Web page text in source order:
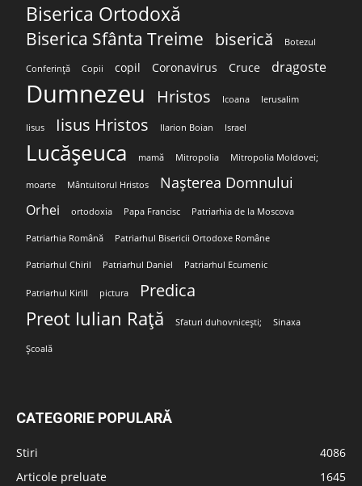
Biserica Ortodoxă
Biserica Sfânta Treime biserică Botezul
Conferință Copii copil Coronavirus Cruce dragoste
Dumnezeu Hristos Icoana Ierusalim
Iisus Iisus Hristos Ilarion Boian Israel
Lucășeuca mamă Mitropolia Mitropolia Moldovei;
moarte Mântuitorul Hristos Nașterea Domnului
Orhei ortodoxia Papa Francisc Patriarhia de la Moscova
Patriarhia Română Patriarhul Bisericii Ortodoxe Române
Patriarhul Chiril Patriarhul Daniel Patriarhul Ecumenic
Patriarhul Kirill pictura Predica
Preot Iulian Rață Sfaturi duhovnicești; Sinaxa
Școală
CATEGORIE POPULARĂ
Stiri
4086
Articole preluate
1645